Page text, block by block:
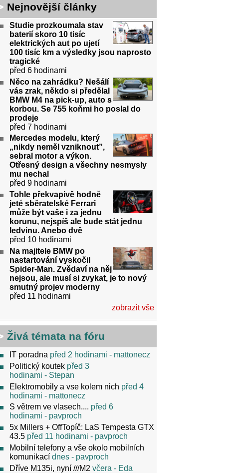
Nejnovější články
Studie prozkoumala stav
baterií skoro 10 tisíc
elektrických aut po ujetí
100 tisíc km a výsledky jsou naprosto
tragické
před 6 hodinami
Něco na zahrádku? Nešálí
vás zrak, někdo si předělal
BMW M4 na pick-up, auto s
korbou. Se 755 koňmi ho poslal do
prodeje
před 7 hodinami
Mercedes modelu, který
„nikdy neměl vzniknout”,
sebral motor a výkon.
Otřesný design a všechny nesmysly
mu nechal
před 9 hodinami
Tohle překvapivě hodně
jeté sběratelské Ferrari
může být vaše i za jednu
korunu, nejspíš ale bude stát jednu
ledvinu. Anebo dvě
před 10 hodinami
Na majitele BMW po
nastartování vyskočil
Spider-Man. Zvědaví na něj
nejsou, ale musí si zvykat, je to nový
smutný projev moderny
před 11 hodinami
zobrazit vše
Živá témata na fóru
IT poradna před 2 hodinami - mattonecz
Politický koutek před 3
hodinami - Stepan
Elektromobily a vse kolem nich před 4
hodinami - mattonecz
S větrem ve vlasech.... před 6
hodinami - pavproch
5x Millers + OffTopíč: LaS Tempesta GTX
43.5 před 11 hodinami - pavproch
Mobilní telefony a vše okolo mobilních
komunikací dnes - pavproch
Dříve M135i, nyní ///M2 včera - Eda